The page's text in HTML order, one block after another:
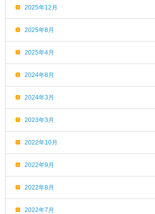
2025年12月
2025年8月
2025年4月
2024年8月
2024年3月
2023年3月
2022年10月
2022年9月
2022年8月
2022年7月